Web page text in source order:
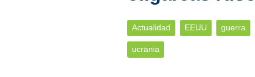
Actualidad EEUU guerra
ucrania